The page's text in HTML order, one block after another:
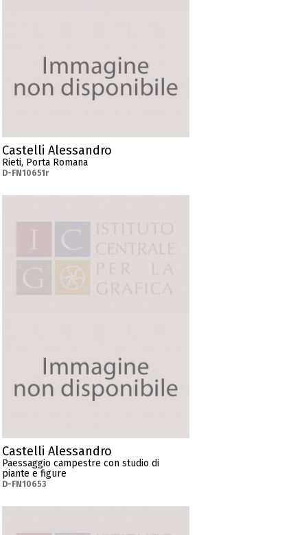
Castelli Alessandro
Rieti, Porta Romana
D-FN10651r
Castelli Alessandro
Paessaggio campestre con studio di
piante e figure
D-FN10653